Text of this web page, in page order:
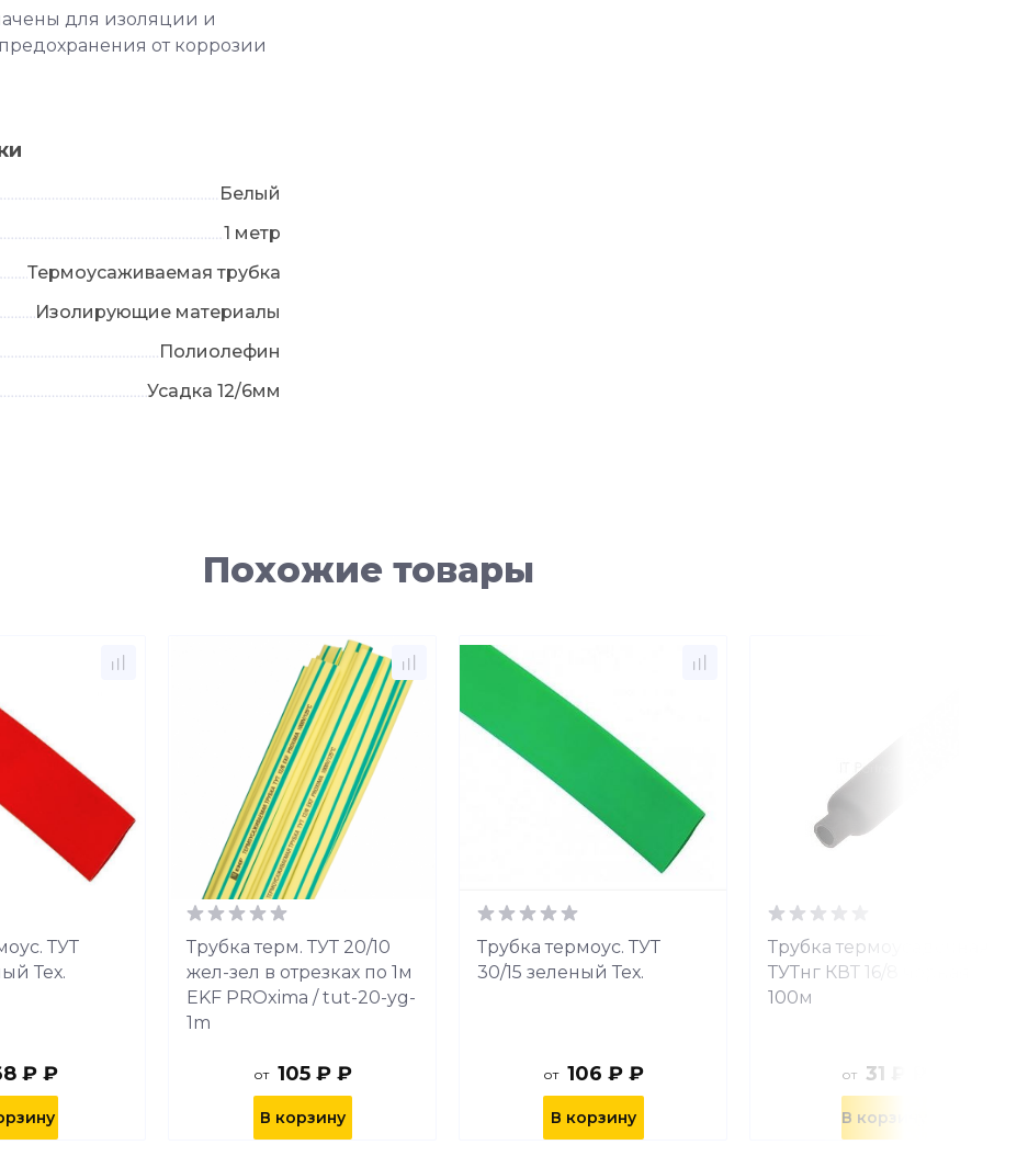
для изоляции и
от коррозии
Белый
1 метр
Термоусаживаемая трубка
Изолирующие материалы
Полиолефин
Усадка 12/6мм
Похожие товары
ТУТ
Тех.
₽ ₽
Трубка терм. ТУТ 20/10
жел-зел в отрезках по 1м
EKF PROxima / tut-20-yg-
1m
от 105 ₽ ₽
В корзину
Трубка термоус. ТУТ
30/15 зеленый Тех.
от 106 ₽ ₽
В корзину
Трубка термоусадочная
ТУТнг КВТ 16/8 черная
100м
от 31 ₽ ₽
В корзину